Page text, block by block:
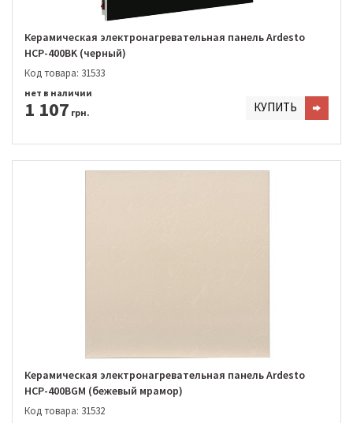
Керамическая электронагревательная панель Ardesto
HCP-400BK (черный)
Код товара: 31533
1 107 грн.
нет в наличии
КУПИТЬ
Керамическая электронагревательная панель Ardesto
HCP-400BGM (бежевый мрамор)
Код товара: 31532